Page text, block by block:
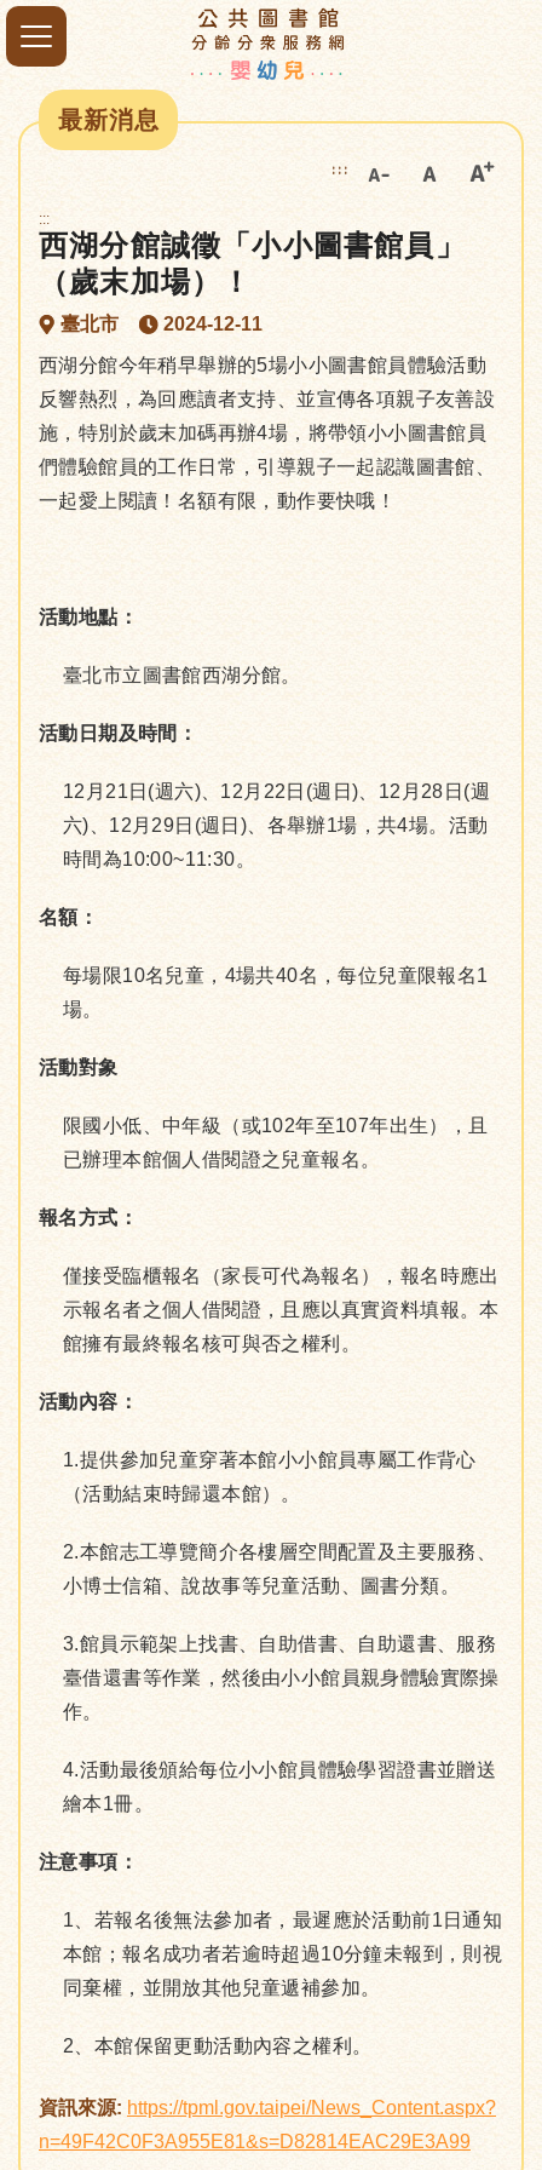
最新消息
:::
:::
西湖分館誠徵「小小圖書館員」
（歲末加場）！
臺北市
2024-12-11
西湖分館今年稍早舉辦的5場小小圖書館員體驗活動
反響熱烈，為回應讀者支持、並宣傳各項親子友善設
施，特別於歲末加碼再辦4場，將帶領小小圖書館員
們體驗館員的工作日常，引導親子一起認識圖書館、
一起愛上閱讀！名額有限，動作要快哦！
活動地點：
臺北市立圖書館西湖分館。
活動日期及時間：
12月21日(週六)、12月22日(週日)、12月28日(週
六)、12月29日(週日)、各舉辦1場，共4場。活動
時間為10:00~11:30。
名額：
每場限10名兒童，4場共40名，每位兒童限報名1
場。
活動對象
限國小低、中年級（或102年至107年出生），且
已辦理本館個人借閱證之兒童報名。
報名方式：
僅接受臨櫃報名（家長可代為報名），報名時應出
示報名者之個人借閱證，且應以真實資料填報。本
館擁有最終報名核可與否之權利。
活動內容：
1.提供參加兒童穿著本館小小館員專屬工作背心
（活動結束時歸還本館）。
2.本館志工導覽簡介各樓層空間配置及主要服務、
小博士信箱、說故事等兒童活動、圖書分類。
3.館員示範架上找書、自助借書、自助還書、服務
臺借還書等作業，然後由小小館員親身體驗實際操
作。
4.活動最後頒給每位小小館員體驗學習證書並贈送
繪本1冊。
注意事項：
1、若報名後無法參加者，最遲應於活動前1日通知
本館；報名成功者若逾時超過10分鐘未報到，則視
同棄權，並開放其他兒童遞補參加。
2、本館保留更動活動內容之權利。
資訊來源: https://tpml.gov.taipei/News_Content.aspx?
n=49F42C0F3A955E81&s=D82814EAC29E3A99